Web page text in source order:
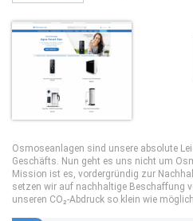
Osmoseanlagen sind unsere absolute
Geschäfts. Nun geht es uns nicht um
Mission ist es, vordergründig zur
setzen wir auf nachhaltige Beschaffung
unseren CO₂-Abdruck so klein wie